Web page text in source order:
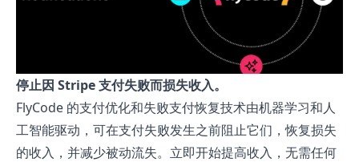
停止因 Stripe 支付失败而损失收入。
FlyCode 的支付优化和失败支付恢复技术由机器学习和人
工智能驱动，可在支付失败发生之前阻止它们，恢复损失
的收入，并减少被动流失。立即开始提高收入，无需任何